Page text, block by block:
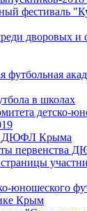
фестиваль
дворовых и
футбольная
в школах
детско-
ДЮФЛ Крыма
первенства
юношеского
Крым